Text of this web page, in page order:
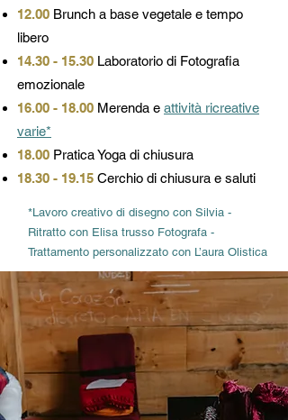
12.00 Brunch a base vegetale e tempo
libero
14.30 - 15.30 Laboratorio di Fotografia
emozionale
16.00 - 18.00 Merenda e attività ricreative
varie*
18.00 Pratica Yoga di chiusura
18.30 - 19.15 Cerchio di chiusura e saluti
*Lavoro creativo di disegno con Silvia -
Ritratto con Elisa trusso Fotografa -
Trattamento personalizzato con L’aura Olistica